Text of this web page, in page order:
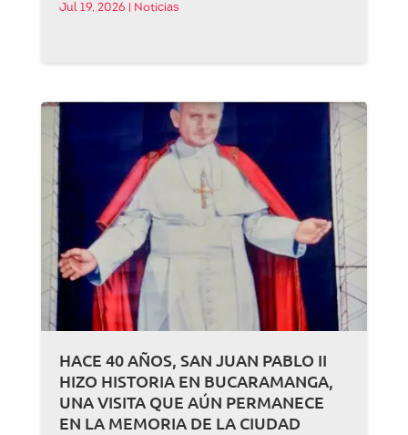
Jul 19, 2026 Noticias
HACE 40 AÑOS, SAN JUAN PABLO II
HIZO HISTORIA EN BUCARAMANGA,
UNA VISITA QUE AÚN PERMANECE
EN LA MEMORIA DE LA CIUDAD